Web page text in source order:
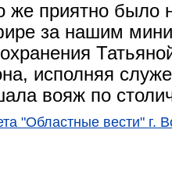
же приятно было
за нашим
исполняя
вояж по
"Областные вести" г.